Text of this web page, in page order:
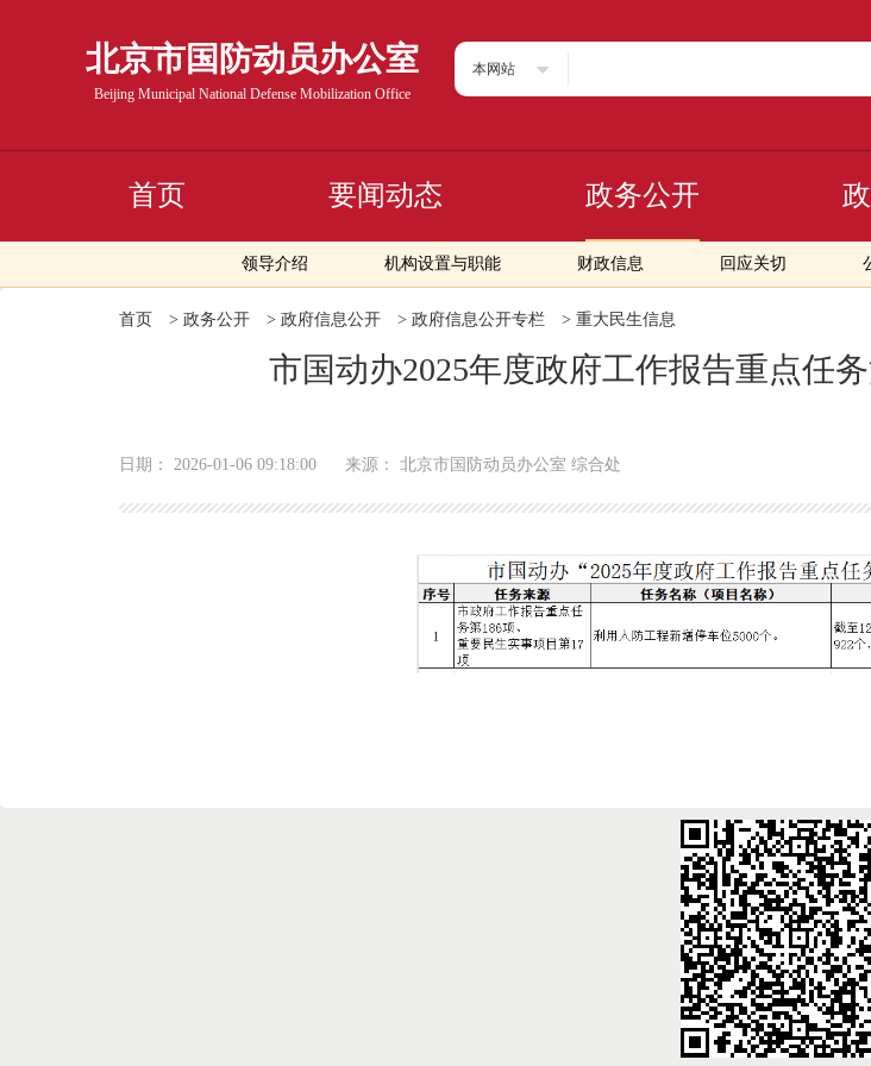
北京市国防动员办公室
Beijing Municipal National Defense Mobilization Office
本网站
首页 要闻动态 政务公开
领导介绍 机构设置与职能 财政信息 回应关切
首页 > 政务公开 > 政府信息公开 > 政府信息公开专栏 > 重大民生信息
市国动办2025年度政府工作报告重点任
日期： 2026-01-06 09:18:00 来源： 北京市国防动员办公室 综合处